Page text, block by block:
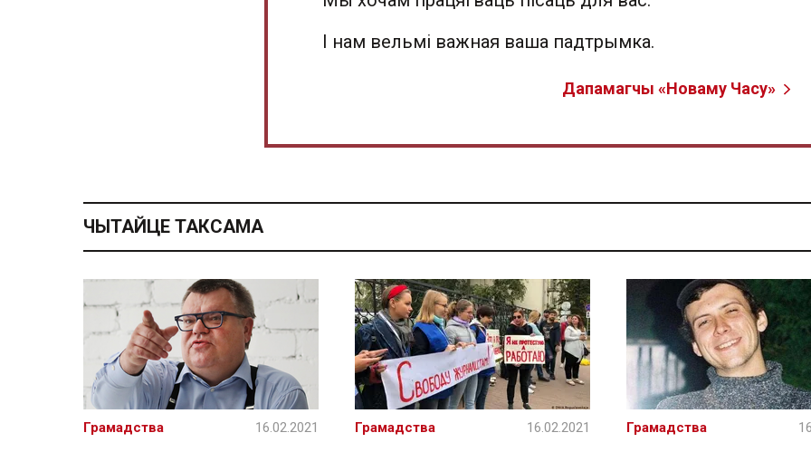
І нам вельмі важная ваша падтрымка.
Дапамагчы «Новаму Часу»
ЧЫТАЙЦЕ ТАКСАМА
Грамадства 16.02.2021 Грамадства 16.02.2021 Грамадства